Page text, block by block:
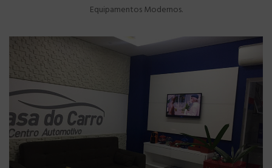
Equipamentos Modernos.